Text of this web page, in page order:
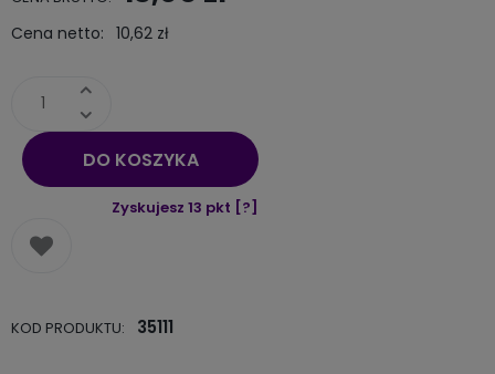
Cena netto: 10,62 zł
DO KOSZYKA
Zyskujesz 13 pkt [?]
KOD PRODUKTU: 35111